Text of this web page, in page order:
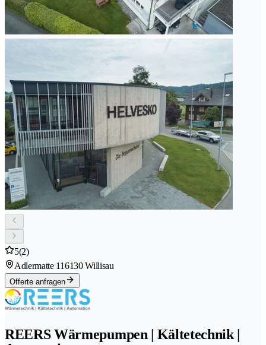
5(2)
Adlermatte 116130 Willisau
Offerte anfragen
REERS Wärmepumpen | Kältetechnik |